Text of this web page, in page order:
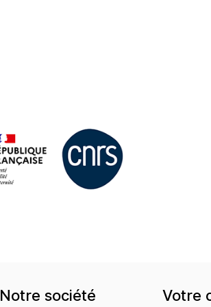
Notre société Votre